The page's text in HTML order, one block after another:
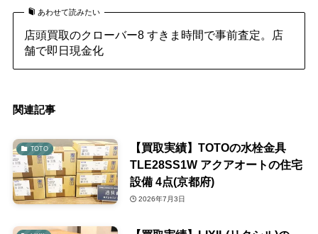
あわせて読みたい
店頭買取のクローバー8 すきま時間で事前査定。店
舗で即日現金化
関連記事
TOTO
【買取実績】TOTOの水栓金具
TLE28SS1W アクアオートの住宅
設備 4点(京都府)
2026年7月3日